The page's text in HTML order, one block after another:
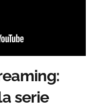
serie